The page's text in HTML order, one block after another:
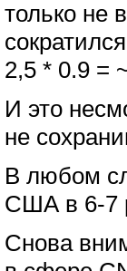
только не
2,5 * 0.9 =
И это
не
В любом
США в 6-7
Снова